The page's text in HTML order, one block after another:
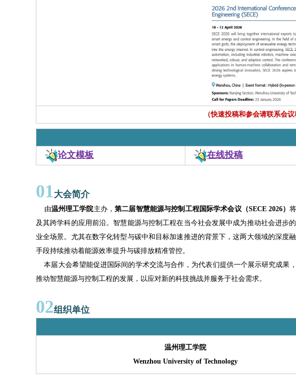
（快速投稿和参会请联系会
论文模板 在线投稿
01大会简介
由温州理工学院主办，第二届智慧能源与控制工程国际学术会议（SECE 2026）
及其跨学科的应用前沿。智慧能源与控制工程在当今社会发展中成为推动社会进
业全场景。尤其在数字化转型与碳中和目标加速推进的背景下，这两大领域的深
手段持续推动着能源效率提升与碳排放精准管控。
本届大会希望能促进国际间的学术交流与合作，为代表们提供一个展示研究成果
推动智慧能源与控制工程的发展，以应对新的科技挑战并服务于社会需求。
02组织单位
温州理工学院
Wenzhou University of Technology